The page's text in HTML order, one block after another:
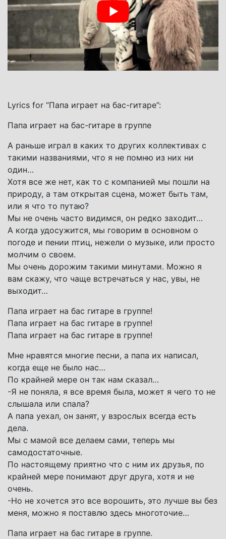
Lyrics for “Папа играет на бас-гитаре”:
Папа играет на бас-гитаре в группе
А раньше играл в каких то других коллективах с
такими названиями, что я не помню из них ни
один…
Хотя все же нет, как то с компанией мы пошли на
природу, а там открытая сцена, может быть там,
или я что то путаю?
Мы не очень часто видимся, он редко заходит…
А когда удосужится, мы говорим в основном о
погоде и пении птиц, нежели о музыке, или просто
молчим о своем.
Мы очень дорожим такими минутами. Можно я
вам скажу, что чаще встречаться у нас, увы, не
выходит…
Папа играет на бас гитаре в группе!
Папа играет на бас гитаре в группе!
Папа играет на бас гитаре в группе!
Мне нравятся многие песни, а папа их написал,
когда еще не было нас…
По крайней мере он так нам сказал…
-Я не поняла, я все время была, может я чего то не
слышала или спала?
А папа уехал, он занят, у взрослых всегда есть
дела.
Мы с мамой все делаем сами, теперь мы
самодостаточные.
По настоящему приятно что с ним их друзья, по
крайней мере понимают друг друга, хотя и не
очень.
-Но не хочется это все ворошить, это лучше вы без
меня, можно я поставлю здесь многоточие…
Папа играет на бас гитаре в группе.